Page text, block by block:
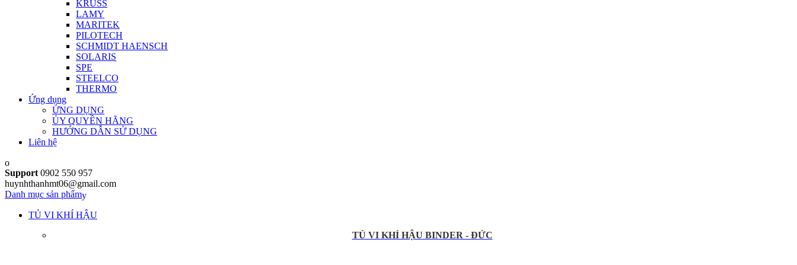
KRUSS
LAMY
MARITEK
PILOTECH
SCHMIDT HAENSCH
SOLARIS
SPE
STEELCO
THERMO
Ứng dụng
ỨNG DỤNG
ỦY QUYỀN HÃNG
HƯỚNG DẪN SỬ DỤNG
Liên hệ
Support 0902 550 957
huynhthanhmt06@gmail.com
Danh mục sản phẩm
TỦ VI KHÍ HẬU
TỦ VI KHÍ HẬU BINDER - ĐỨC